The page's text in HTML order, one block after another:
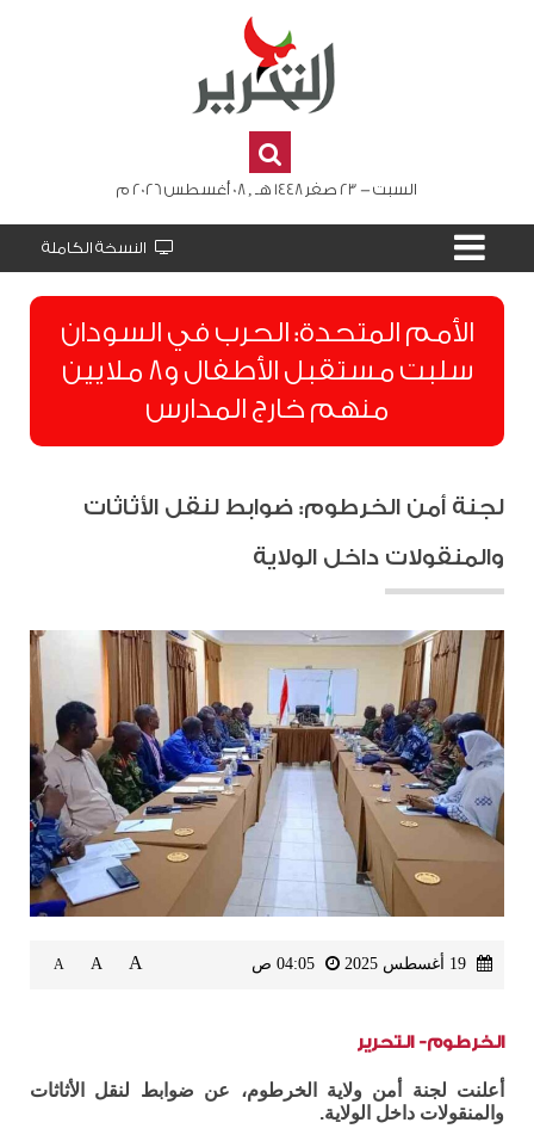
السبت - 23 صفر 1448 هـ , 08 أغسطس 2026 م
النسخة الكاملة
الأمم المتحدة: الحرب في السودان
سلبت مستقبل الأطفال و8 ملايين
منهم خارج المدارس
لجنة أمن الخرطوم: ضوابط لنقل الأثاثات
والمنقولات داخل الولاية
A
A
A
الخرطوم- التحرير
أعلنت لجنة أمن ولاية الخرطوم، عن ضوابط لنقل الأثاثات
والمنقولات داخل الولاية.